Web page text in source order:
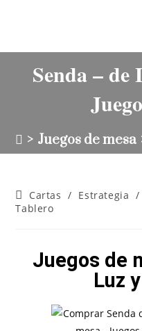
Senda –
> Juegos de mesa
Cartas / Estrategia /
Tablero
Juegos de
Luz